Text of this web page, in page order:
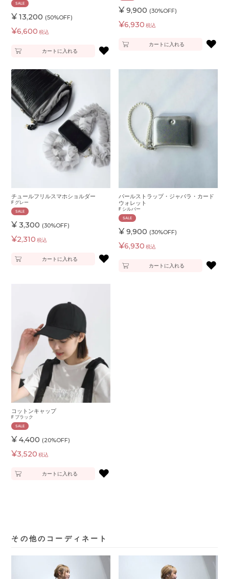
SALE
¥ 13,200 (50%OFF)
¥6,600 税込
カートに入れる ♥
¥ 9,900 (30%OFF)
¥6,930 税込
カートに入れる ♥
チュールフリルスマホショルダー
F グレー
SALE
¥ 3,300 (30%OFF)
¥2,310 税込
カートに入れる ♥
パールストラップ・ジャバラ・カード
ウォレット
F シルバー
SALE
¥ 9,900 (30%OFF)
¥6,930 税込
カートに入れる ♥
コットンキャップ
F ブラック
SALE
¥ 4,400 (20%OFF)
¥3,520 税込
カートに入れる ♥
その他のコーディネート